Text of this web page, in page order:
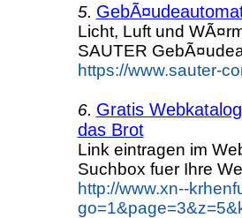
5.
Licht, Luft und
SAUTER
https://www.sauter-
6. Gratis
das Brot
Link eintragen im
Suchbox fuer Ihre
http://www.xn--